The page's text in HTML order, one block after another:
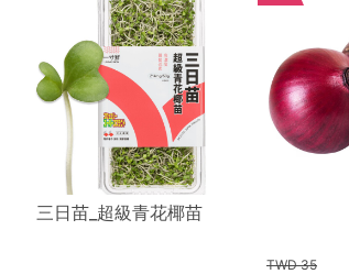
三日苗_超級青花椰苗
35